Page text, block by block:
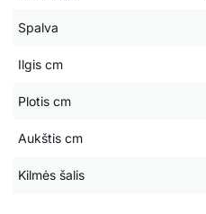
Spalva
Ilgis cm
Plotis cm
Aukštis cm
Kilmės šalis